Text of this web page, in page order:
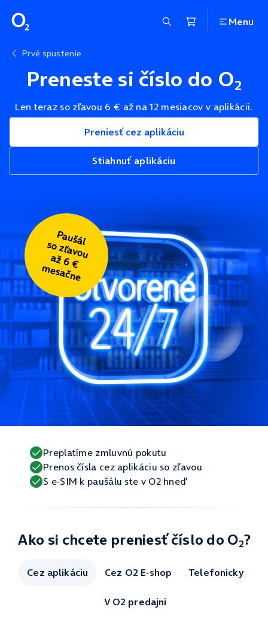
Menu
Prvé spustenie
Preneste si číslo do O2
Len teraz so zľavou 6 € až na 12 mesiacov v aplikácii.
Preniesť cez aplikáciu
Stiahnuť aplikáciu
Paušál
so zľavou
až6 €
mesačne
Preplatíme zmluvnú pokutu
Prenos čísla cez aplikáciu so zľavou
S e-SIM k paušálu ste v O2 hneď
Ako si chcete preniesť číslo do O2?